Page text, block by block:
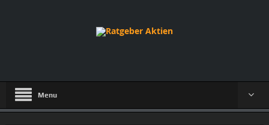
Menu